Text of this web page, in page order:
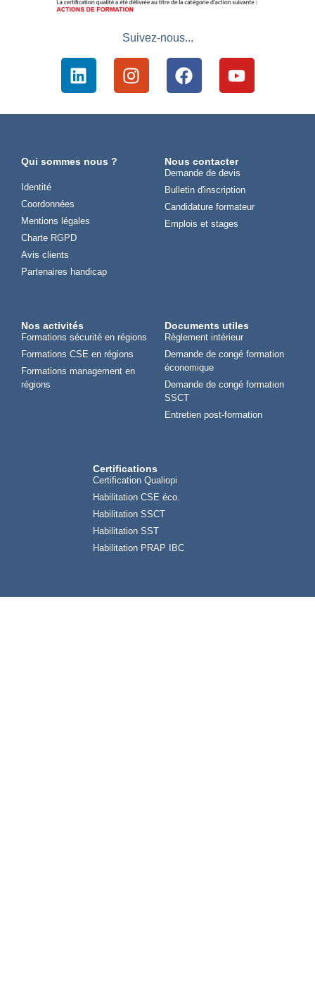
Suivez-nous...
Qui sommes nous ?
Identité
Coordonnées
Mentions légales
Charte RGPD
Avis clients
Partenaires handicap
Nous contacter
Demande de devis
Bulletin d'inscription
Candidature formateur
Emplois et stages
Nos activités
Formations sécurité en régions
Formations CSE en régions
Formations management en
régions
Documents utiles
Règlement intérieur
Demande de congé formation
économique
Demande de congé formation
SSCT
Entretien post-formation
Certifications
Certification Qualiopi
Habilitation CSE éco.
Habilitation SSCT
Habilitation SST
Habilitation PRAP IBC